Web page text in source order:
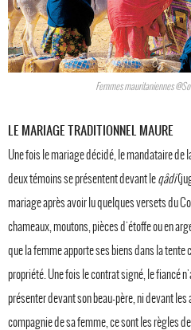
Femmes mauritaniennes
LE MARIAGE TRADITIONNEL MAURE
Une fois le mariage décidé, le mandataire de
deux témoins se présentent devant leqâdi
mariage après avoir lu quelques versets du
chameaux, moutons, pièces d'étoffe ou en
que la femme apporte ses biens dans la
propriété. Une fois le contrat signé, le fiancé
présenter devant son beau-père, ni devant
compagnie de sa femme, ce sont les règles